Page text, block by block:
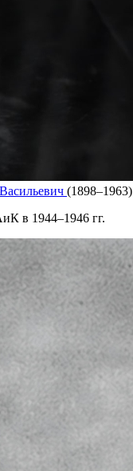
(1898–1963)
в 1944–1946 гг.